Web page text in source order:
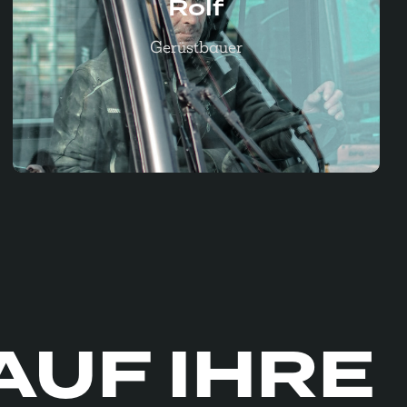
Rolf
Gerüstbauer
Klima herrscht. Jonas und Anne
unternehmen mit uns Aktivitäten und sind
auch privat für einen da.
Wir sind einfach ein gutes Team!“
IHRE